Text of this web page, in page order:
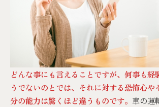
どんな事にも言えることですが、何事も経
うでないのとでは、それに対する恐怖心や
分の能力は驚くほど違うものです。 車の運